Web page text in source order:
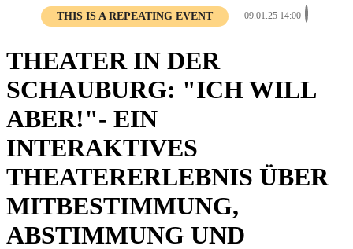
THIS IS A REPEATING EVENT 09.01.25 14:00
THEATER IN DER
SCHAUBURG: "ICH WILL
ABER!"- EIN
INTERAKTIVES
THEATERERLEBNIS ÜBER
MITBESTIMMUNG,
ABSTIMMUNG UND